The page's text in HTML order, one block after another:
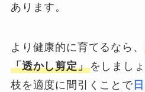
あります。
より健康的に育てるなら、
「透かし剪定」をしましょ
枝を適度に間引くことで